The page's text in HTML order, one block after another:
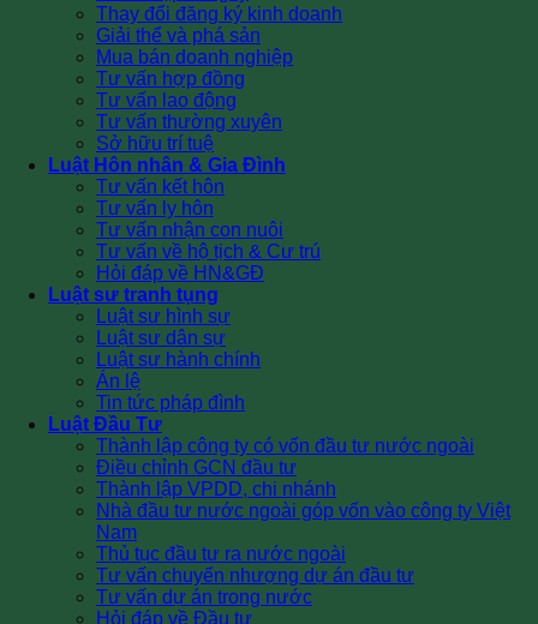
Thay đổi đăng ký kinh doanh
Giải thể và phá sản
Mua bán doanh nghiệp
Tư vấn hợp đồng
Tư vấn lao động
Tư vấn thường xuyên
Sở hữu trí tuệ
Luật Hôn nhân & Gia Đình
Tư vấn kết hôn
Tư vấn ly hôn
Tư vấn nhận con nuôi
Tư vấn về hộ tịch & Cư trú
Hỏi đáp về HN&GĐ
Luật sư tranh tụng
Luật sư hình sự
Luật sư dân sự
Luật sư hành chính
Án lệ
Tin tức pháp đình
Luật Đầu Tư
Thành lập công ty có vốn đầu tư nước ngoài
Điều chỉnh GCN đầu tư
Thành lập VPDD, chi nhánh
Nhà đầu tư nước ngoài góp vốn vào công ty Việt
Nam
Thủ tục đầu tư ra nước ngoài
Tư vấn chuyển nhượng dự án đầu tư
Tư vấn dự án trong nước
Hỏi đáp về Đầu tư